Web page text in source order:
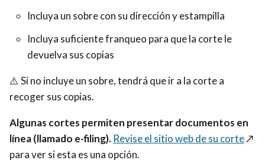
Incluya un sobre con su dirección y estampilla
Incluya suficiente franqueo para que la corte le
devuelva sus copias
⚠️ Si no incluye un sobre, tendrá que ir a la corte a
recoger sus copias.
Algunas cortes permiten presentar documentos en
línea (llamado e-filing). Revise el sitio web de su corte↗️
para ver si esta es una opción.